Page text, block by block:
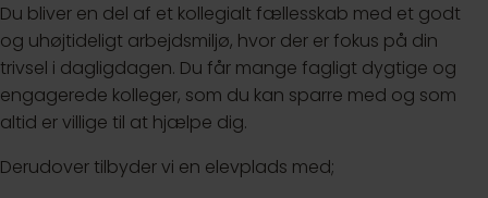
Du bliver en del af et kollegialt fællesskab med et godt
og uhøjtideligt arbejdsmiljø, hvor der er fokus på din
trivsel i dagligdagen. Du får mange fagligt dygtige og
engagerede kolleger, som du kan sparre med og som
altid er villige til at hjælpe dig.
Derudover tilbyder vi en elevplads med;